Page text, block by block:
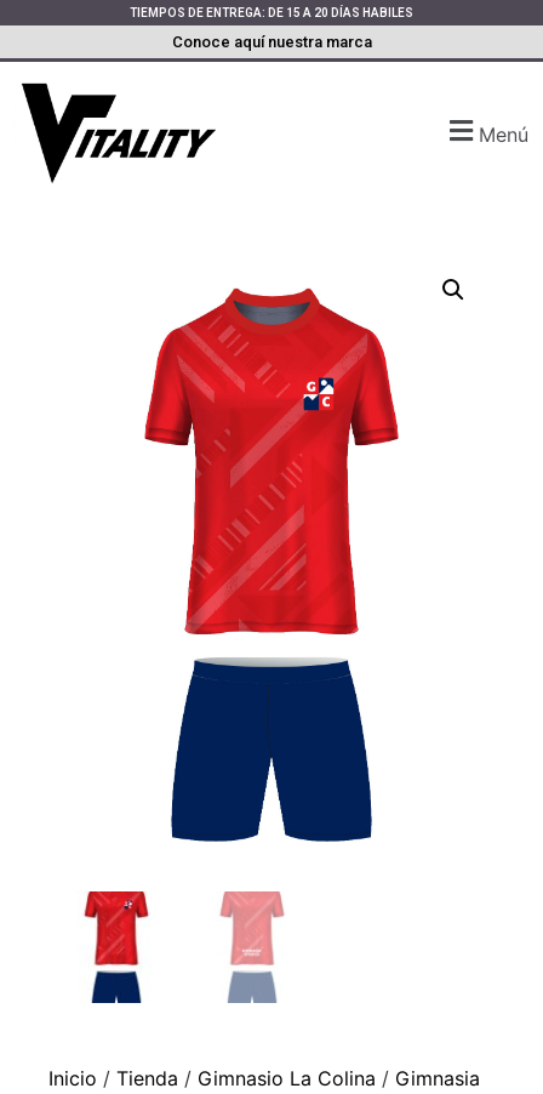
TIEMPOS DE ENTREGA: DE 15 A 20 DÍAS HABILES
Conoce aquí nuestra marca
Menú
Inicio / Tienda / Gimnasio La Colina / Gimnasia